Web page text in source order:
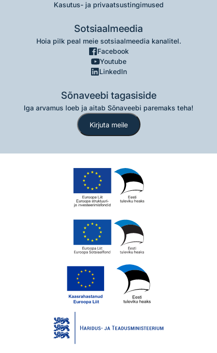
Kasutus- ja privaatsustingimused
Sotsiaalmeedia
Hoia pilk peal meie sotsiaalmeedia kanalitel.
Facebook
Youtube
LinkedIn
Sõnaveebi tagasiside
Iga arvamus loeb ja aitab Sõnaveebi paremaks teha!
Kirjuta meile